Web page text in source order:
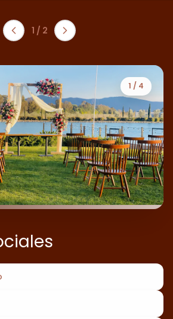
1 / 2
1 / 4